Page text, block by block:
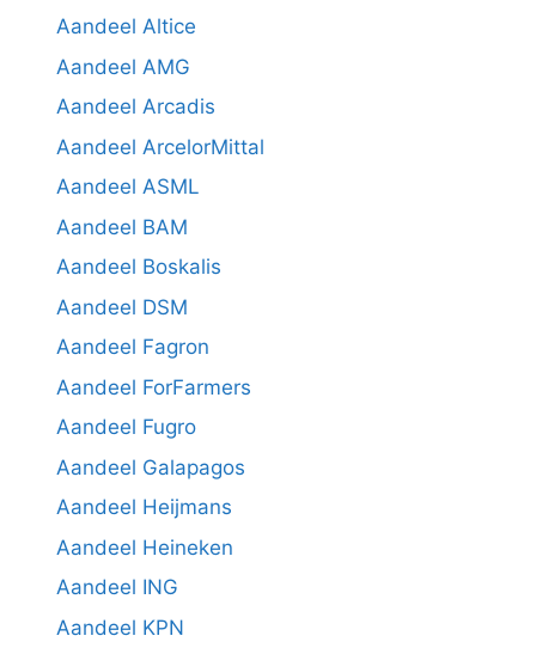
Aandeel Altice
Aandeel AMG
Aandeel Arcadis
Aandeel ArcelorMittal
Aandeel ASML
Aandeel BAM
Aandeel Boskalis
Aandeel DSM
Aandeel Fagron
Aandeel ForFarmers
Aandeel Fugro
Aandeel Galapagos
Aandeel Heijmans
Aandeel Heineken
Aandeel ING
Aandeel KPN